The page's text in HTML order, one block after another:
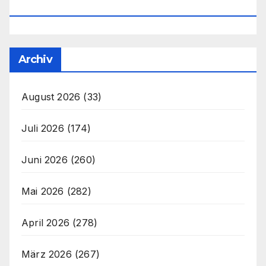
Archiv
August 2026 (33)
Juli 2026 (174)
Juni 2026 (260)
Mai 2026 (282)
April 2026 (278)
März 2026 (267)